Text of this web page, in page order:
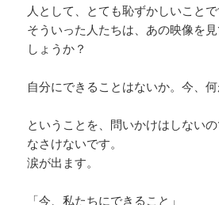
人として、とても恥ずかしいことで
そういった人たちは、あの映像を
しょうか？
自分にできることはないか。今、何
ということを、問いかけはしない
なさけないです。
涙が出ます。
「今、私たちにできること」